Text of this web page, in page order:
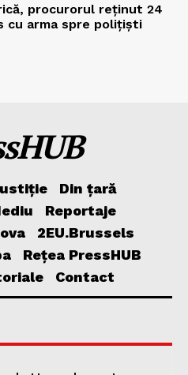
procurorul reținut 24
cu arma spre polițiști
Din țară
Reportaje
2EU.Brussels
Rețea PressHUB
Contact